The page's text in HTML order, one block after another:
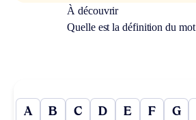
À découvrir
Quelle est la définition du mot
A B C D E F G